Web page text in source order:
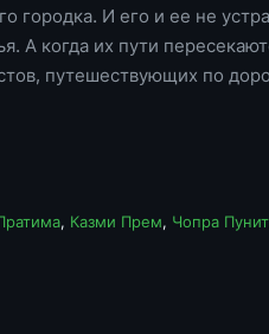
И его и ее не
А когда их пути
путешествующих по
, Казми Прем, Чопра Пунит